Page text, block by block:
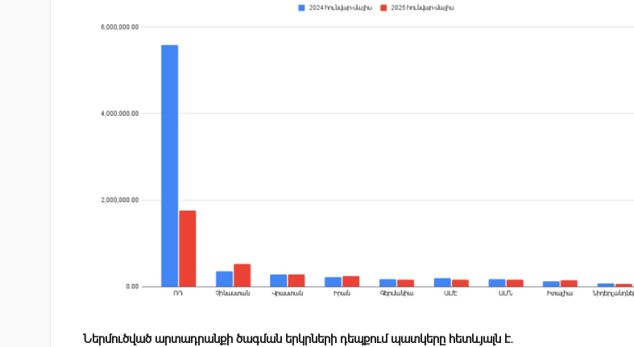
Ներմուծված արտադրանքի ծագման երկրների դեպքում պատկերը հետևյալն է.